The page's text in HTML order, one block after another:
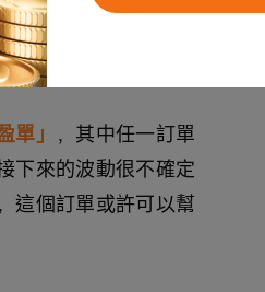
」 ，其中任一訂單
下來的波動很不確定
這個訂單或許可以幫